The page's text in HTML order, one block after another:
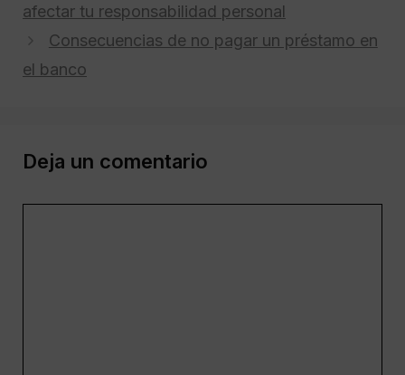
afectar tu responsabilidad personal
Consecuencias de no pagar un préstamo en
el banco
Deja un comentario